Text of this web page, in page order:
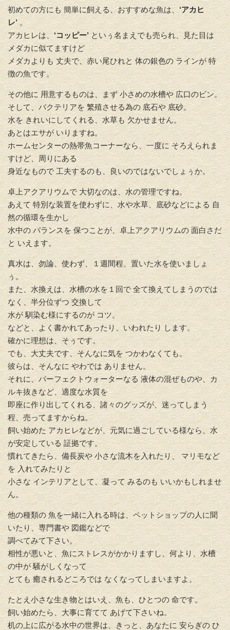
初めての方にも 簡単に飼える、おすすめな魚は、 ‘アカヒ
レ’ 。
アカヒレは、 ‘コッピー’といぅ名まえでも売られ、見た目は
メダカに似てますけど
メダカよりも 丈夫で、赤い尾ひれと 体の銀色の ラインが 特
徴の魚です。
その他に 用意するものは、まず 小さめの水槽や 広口のビン。
そして、バクテリアを 繁殖させる為の 底石や 底砂。
水を きれいにしてくれる、水草も 欠かせません。
あとはエサが いりますね。
ホームセンターの熱帯魚コーナーなら、一度に そろえられま
すけど、周りにある
身近なもので 工夫するのも、良いのではないでしょぅか。
卓上アクアリウムで 大切なのは、水の管理ですね。
あえて 特別な装置を使わずに、水や水草、底砂などによる 自
然の循環を生かし
水中の バランスを 保つことが、卓上アクアリウムの 面白さだ
と いえます。
真水は、勿論、使わず、１週間程、置いた水を使いましょ
ぅ。
また、水換えは、水槽の水を１回で 全て換えてしまうのでは
なく、半分位ずつ 交換して
水が 馴染む様にするのが コツ。
などと、よく書かれてあったり、いわれたり します。
確かに理想は、そぅです。
でも、大丈夫です、そんなに気を つかわなくても。
彼らは、そんなに やわでは ありません。
それに、パーフェクトウォーターなる 液体の混ぜものや、カ
ルキ抜きなど、適度な水質を
即座に作り出してくれる、諸々のグッズが、迷ってしまう
程、売ってますからね。
飼い始めた アカヒレなどが、元気に過ごしている様なら、水
が安定している 証拠です。
慣れてきたら、備長炭や 小さな流木を入れたり、 マリモなど
を 入れてみたりと
小さな インテリアとして、凝って みるのも いいかもしれませ
ん。
他の種類の 魚を一緒に入れる時は、ペットショップの人に聞
いたり、専門書や 図鑑などで
調べてみて下さい。
相性が悪いと、魚にストレスがかかりますし、何より、水槽
の中が 騒がしくなって
とても 癒されるどころでは なくなってしまいますよ。
たとえ小さな生き物とはいえ、魚も、ひとつの 命です。
飼い始めたら、大事に育てて あげて下さいね。
机の上に広がる水中の世界は、きっと、あなたに 安らぎの ひ